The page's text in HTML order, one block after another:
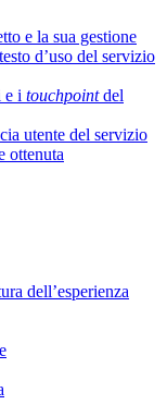
e la sua gestione
d’uso del servizio
e i touchpointdel
utente del servizio
ottenuta
dell’esperienza